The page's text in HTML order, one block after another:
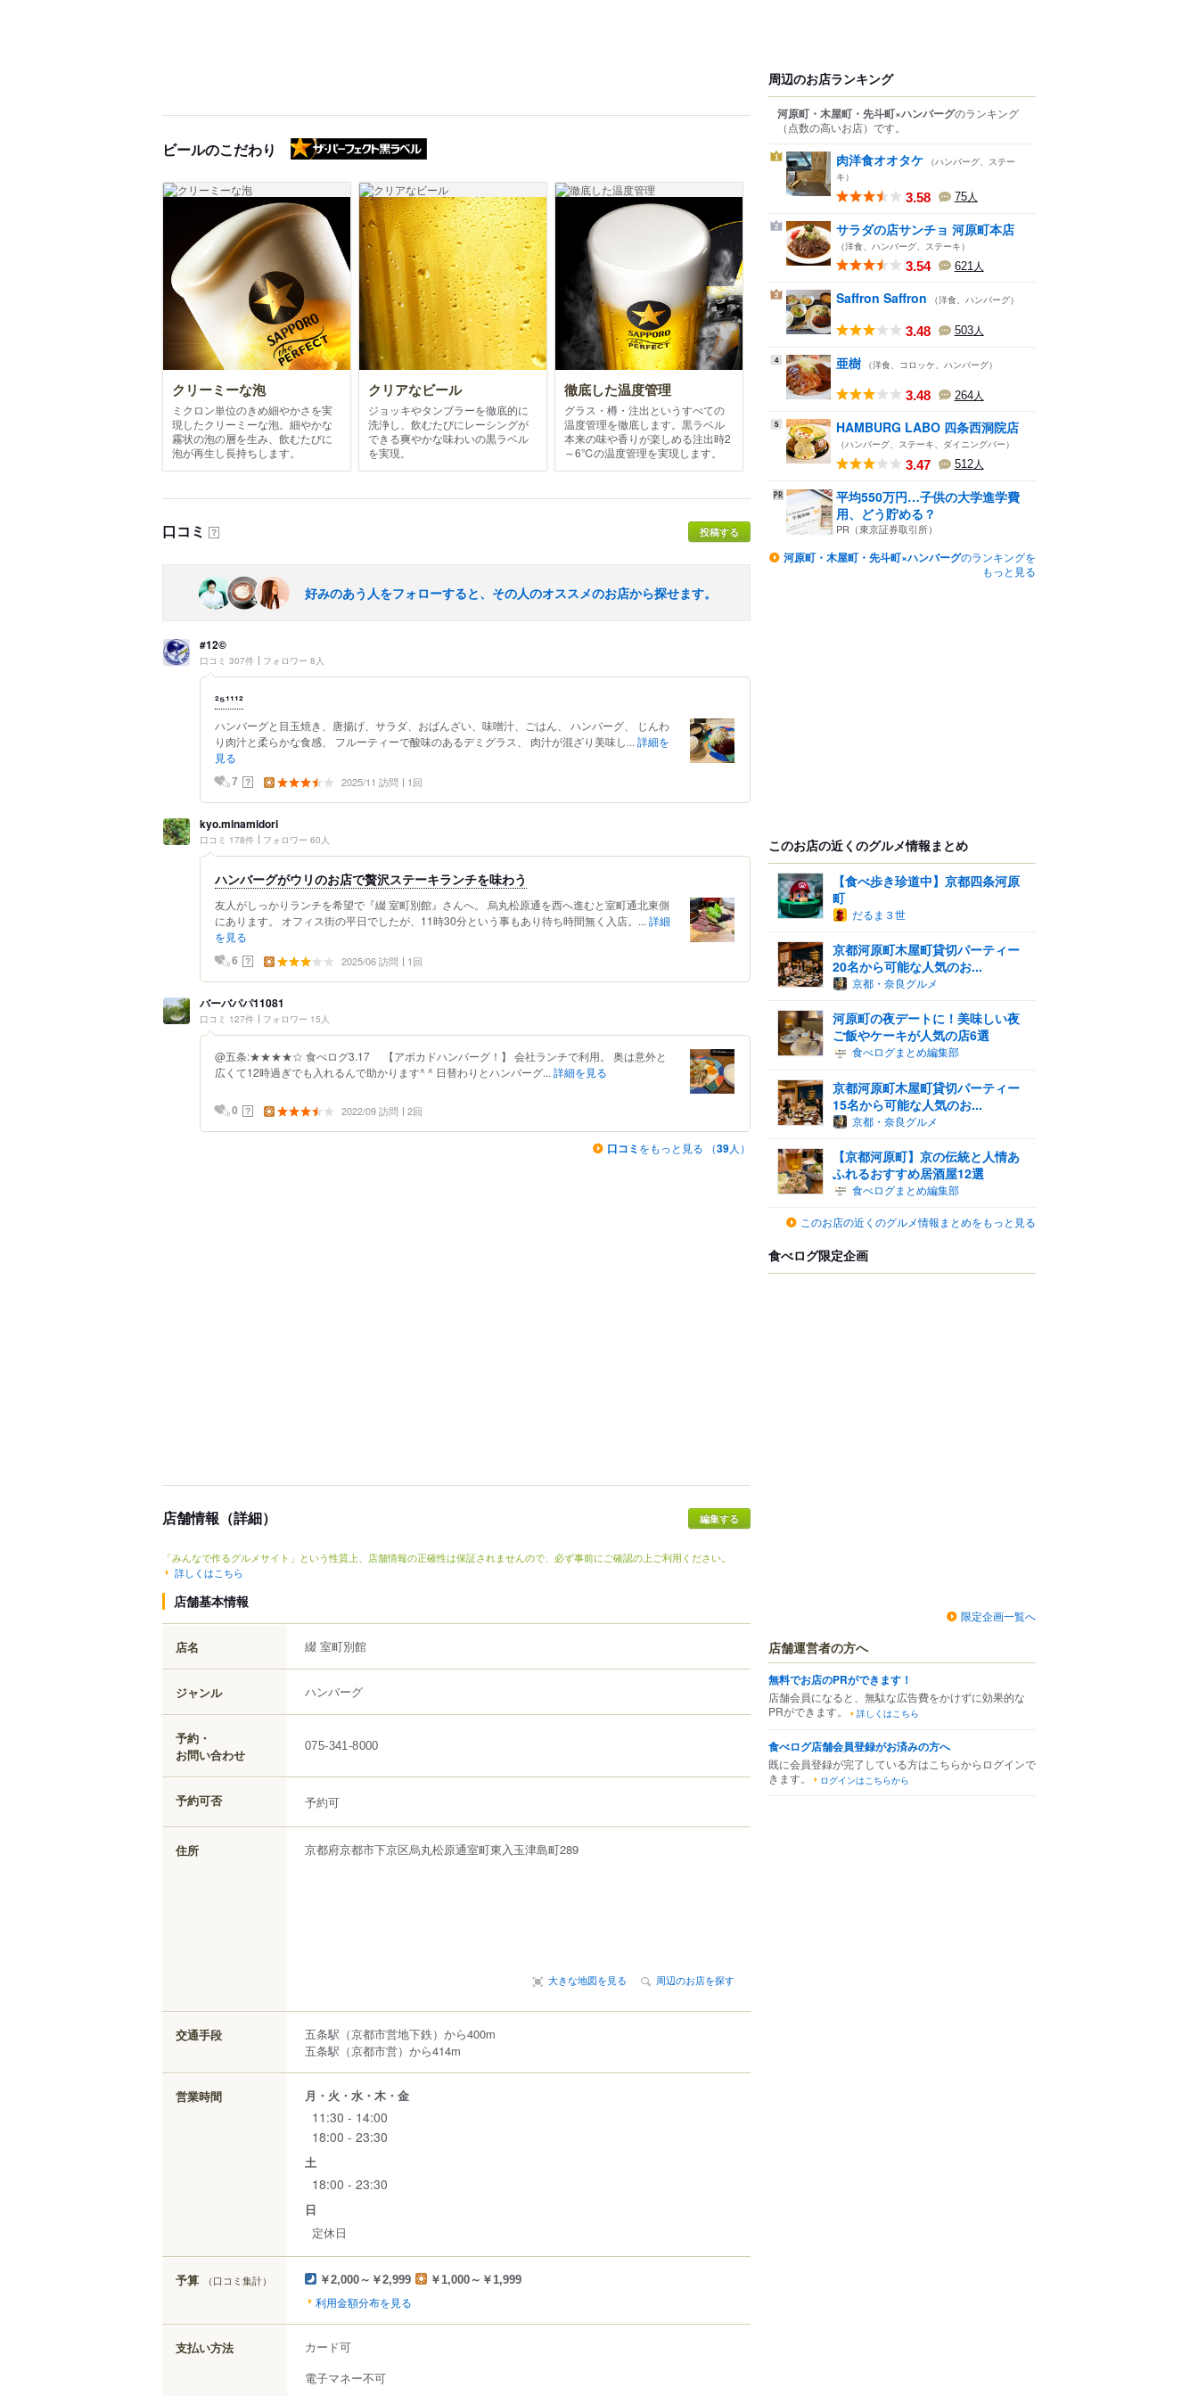
ビールのこだわり
クリーミーな泡
ミクロン単位のきめ細やかさを実
現したクリーミーな泡。細やかな
霧状の泡の層を生み、飲むたびに
泡が再生し長持ちします。
クリアなビール
ジョッキやタンブラーを徹底的に
洗浄し、飲むたびにレーシングが
できる爽やかな味わいの黒ラベル
を実現。
徹底した温度管理
グラス・樽・注出というすべての
温度管理を徹底します。黒ラベル
本来の味や香りが楽しめる注出時2
～6℃の温度管理を実現します。
口コミ ？ 投稿する
好みのあう人をフォローすると、その人のオススメのお店から探せます。
#12©
口コミ 307件 フォロワー 8人
²⁵¹¹¹²
ハンバーグと目玉焼き、唐揚げ、サラダ、おばんざい、味噌汁、ごはん、 ハンバーグ、 じんわ
り肉汁と柔らかな食感、 フルーティーで酸味のあるデミグラス、 肉汁が混ざり美味し... 詳細を
見る
7 ？ 2025/11 訪問 1回
kyo.minamidori
口コミ 178件 フォロワー 60人
ハンバーグがウリのお店で贅沢ステーキランチを味わう
友人がしっかりランチを希望で『綴 室町別館』さんへ。 烏丸松原通を西へ進むと室町通北東側
にあります。 オフィス街の平日でしたが、11時30分という事もあり待ち時間無く入店。... 詳細
を見る
6 ？ 2025/06 訪問 1回
バーバパパ11081
口コミ 127件 フォロワー 15人
@五条:★★★★☆ 食べログ3.17 【アボカドハンバーグ！】 会社ランチで利用。 奥は意外と
広くて12時過ぎでも入れるんで助かります^ ^ 日替わりとハンバーグ... 詳細を見る
0 ？ 2022/09 訪問 2回
口コミ をもっと見る （39人）
店舗情報（詳細） 編集する
「みんなで作るグルメサイト」という性質上、店舗情報の正確性は保証されませんので、必ず事前にご確認の上ご利用ください。
詳しくはこちら
店舗基本情報
店名 綴 室町別館
ジャンル ハンバーグ
予約・
お問い合わせ
075-341-8000
予約可否 予約可
住所 京都府京都市下京区烏丸松原通室町東入玉津島町289
大きな地図を見る 周辺のお店を探す
交通手段
五条駅（京都市営地下鉄）から400m
五条駅（京都市営）から414m
営業時間 月・火・水・木・金
11:30 - 14:00
18:00 - 23:30
土
18:00 - 23:30
日
定休日
予算 （口コミ集計） ￥2,000～￥2,999 ￥1,000～￥1,999
利用金額分布を見る
支払い方法
カード可
電子マネー不可
周辺のお店ランキング
河原町・木屋町・先斗町×ハンバーグのランキング
（点数の高いお店） です。
1 肉洋食オオタケ （ハンバーグ、ステー
キ）
3.58 75人
2 サラダの店サンチョ 河原町本店
（洋食、ハンバーグ、ステーキ）
3.54 621 人
3 Saffron Saffron （洋食、ハンバーグ）
3.48 503人
4 亜樹 （洋食、コロッケ、ハンバーグ）
3.48 264人
5 HAMBURG LABO 四条西洞院店
（ハンバーグ、ステーキ、ダイニングバー）
3.47 512人
平均550万円…子供の大学進学費
用、どう貯める？
PR（東京証券取引所）
河原町・木屋町・先斗町×ハンバーグのランキングを
もっと見る
このお店の近くのグルメ情報まとめ
【食べ歩き珍道中】京都四条河原
町
だるま３世
京都河原町木屋町貸切パーティー
20名から可能な人気のお...
京都・奈良グルメ
河原町の夜デートに！美味しい夜
ご飯やケーキが人気の店6選
食べログまとめ編集部
京都河原町木屋町貸切パーティー
15名から可能な人気のお...
京都・奈良グルメ
【京都河原町】京の伝統と人情あ
ふれるおすすめ居酒屋12選
食べログまとめ編集部
このお店の近くのグルメ情報まとめをもっと見る
食べログ限定企画
限定企画一覧へ
店舗運営者の方へ
無料でお店のPRができます！
店舗会員になると、無駄な広告費をかけずに効果的な
PRができます。
詳しくはこちら
食べログ店舗会員登録がお済みの方へ
既に会員登録が完了している方はこちらからログインで
きます。
ログインはこちらから